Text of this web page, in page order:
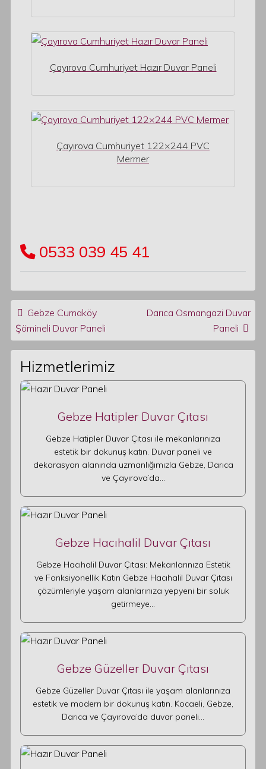
Çayırova Cumhuriyet Hazır Duvar Paneli
Çayırova Cumhuriyet 122×244 PVC
Mermer
0533 039 45 41
Post navigation
Gebze Cumaköy
Şömineli Duvar Paneli
Darıca Osmangazi Duvar
Paneli
Hizmetlerimiz
Gebze Hatipler Duvar Çıtası
Gebze Hatipler Duvar Çıtası ile mekanlarınıza
estetik bir dokunuş katın. Duvar paneli ve
dekorasyon alanında uzmanlığımızla Gebze, Darıca
ve Çayırova’da…
Gebze Hacıhalil Duvar Çıtası
Gebze Hacıhalil Duvar Çıtası: Mekanlarınıza Estetik
ve Fonksiyonellik Katın Gebze Hacıhalil Duvar Çıtası
çözümleriyle yaşam alanlarınıza yepyeni bir soluk
getirmeye…
Gebze Güzeller Duvar Çıtası
Gebze Güzeller Duvar Çıtası ile yaşam alanlarınıza
estetik ve modern bir dokunuş katın. Kocaeli, Gebze,
Darıca ve Çayırova’da duvar paneli…